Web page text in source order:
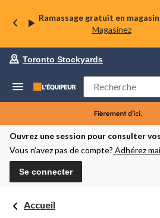
Ramassage gratuit en
Magasinez
S’ouvre
à
Toronto Stockyards
Rechercher
Ouvrez une session pour consulter
Vous n’avez pas de compte? Adhérez
Se connecter
Accueil